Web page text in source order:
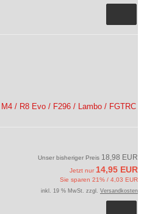
/ R8 Evo / F296 / Lambo / FGTRC
Unser bisheriger Preis 18,98 EUR
Jetzt nur 14,95 EUR
Sie sparen 21% / 4,03 EUR
inkl. 19 % MwSt. zzgl. Versandkosten